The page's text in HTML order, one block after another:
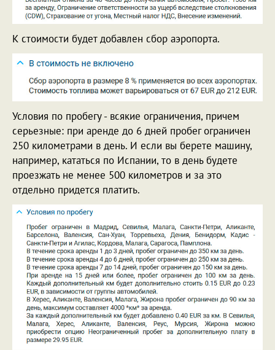
К стоимости будет добавлен сбор аэропорта.
Условия по пробегу - всякие ограничения, причем
серьезные: при аренде до 6 дней пробег ограничен
250 километрами в день. И если вы берете машину,
например, кататься по Испании, то в день будете
проезжать не менее 500 километров и за это
отдельно придется платить.